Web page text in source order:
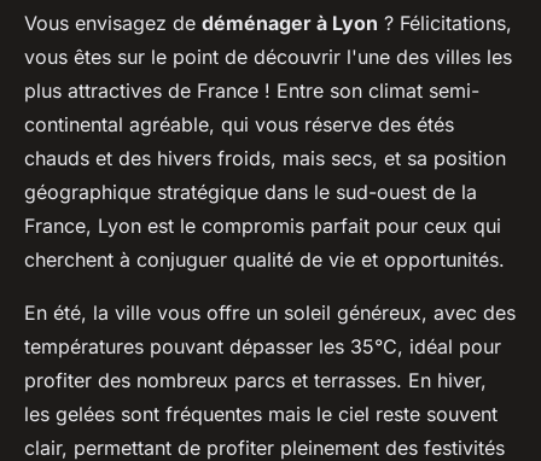
Vous envisagez de déménager à Lyon ? Félicitations,
vous êtes sur le point de découvrir l'une des villes les
plus attractives de France ! Entre son climat semi-
continental agréable, qui vous réserve des étés
chauds et des hivers froids, mais secs, et sa position
géographique stratégique dans le sud-ouest de la
France, Lyon est le compromis parfait pour ceux qui
cherchent à conjuguer qualité de vie et opportunités.
En été, la ville vous offre un soleil généreux, avec des
températures pouvant dépasser les 35°C, idéal pour
profiter des nombreux parcs et terrasses. En hiver,
les gelées sont fréquentes mais le ciel reste souvent
clair, permettant de profiter pleinement des festivités